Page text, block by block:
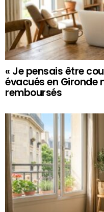
« Je pensais être
évacués en Gironde
remboursés